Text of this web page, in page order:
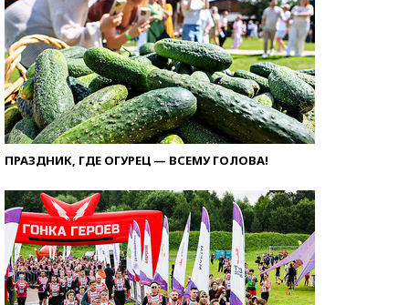
ПРАЗДНИК, ГДЕ ОГУРЕЦ — ВСЕМУ ГОЛОВА!